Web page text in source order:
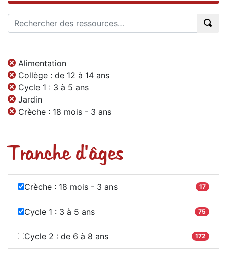
Alimentation
Collège : de 12 à 14 ans
Cycle 1 : 3 à 5 ans
Jardin
Crèche : 18 mois - 3 ans
Tranche d'âges
Crèche : 18 mois - 3 ans 17
Cycle 1 : 3 à 5 ans 75
Cycle 2 : de 6 à 8 ans 172